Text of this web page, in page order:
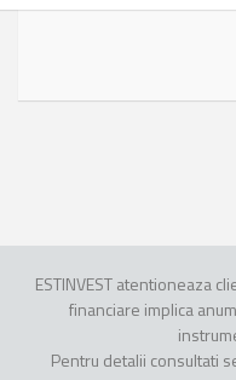
ESTINVEST atentioneaza
financiare implica
Pentru detalii consultati